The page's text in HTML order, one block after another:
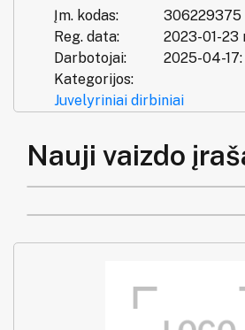
Įm. kodas:
306229375
Reg. data:
2023-01-23
Darbotojai:
2025-04-
Kategorijos:
Juvelyriniai dirbiniai
Nauji vaizdo